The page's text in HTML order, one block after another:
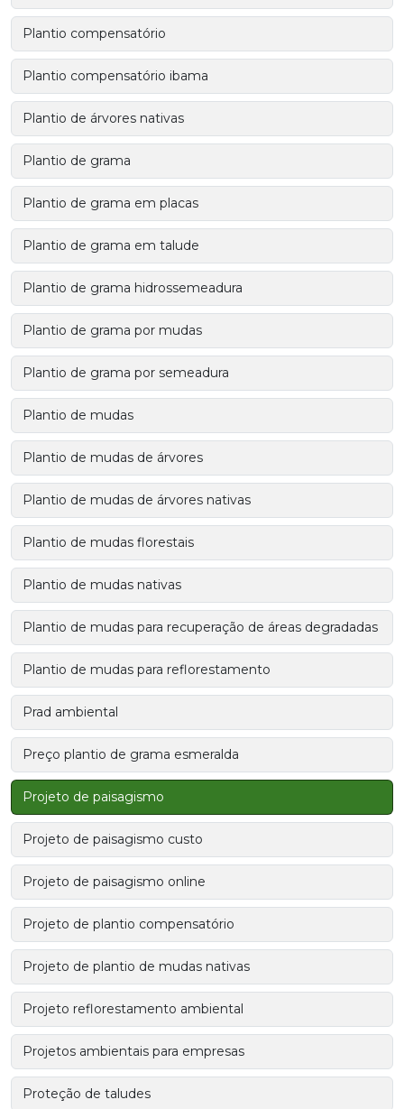
Plantio compensatório
Plantio compensatório ibama
Plantio de árvores nativas
Plantio de grama
Plantio de grama em placas
Plantio de grama em talude
Plantio de grama hidrossemeadura
Plantio de grama por mudas
Plantio de grama por semeadura
Plantio de mudas
Plantio de mudas de árvores
Plantio de mudas de árvores nativas
Plantio de mudas florestais
Plantio de mudas nativas
Plantio de mudas para recuperação de áreas degradadas
Plantio de mudas para reflorestamento
Prad ambiental
Preço plantio de grama esmeralda
Projeto de paisagismo
Projeto de paisagismo custo
Projeto de paisagismo online
Projeto de plantio compensatório
Projeto de plantio de mudas nativas
Projeto reflorestamento ambiental
Projetos ambientais para empresas
Proteção de taludes